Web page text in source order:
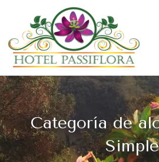
Categoría de
Simple